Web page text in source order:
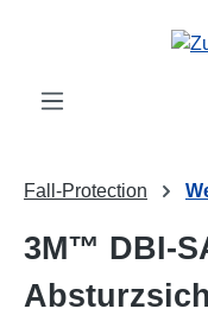
Zum Hauptinhalt
Fall-Protection
3M™ DBI-